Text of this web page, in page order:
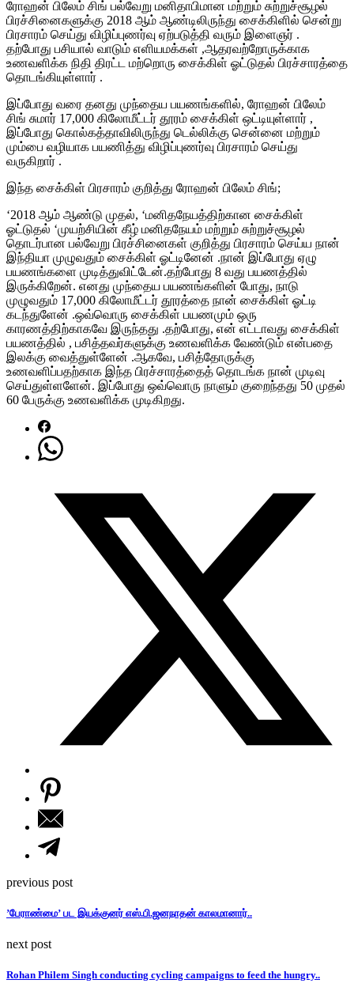
ரோஹன் பிலேம் சிங் பல்வேறு மனிதாபிமான மற்றும் சுற்றுச்சூழல்
பிரச்சினைகளுக்கு 2018 ஆம் ஆண்டிலிருந்து சைக்கிளில் சென்று
பிரசாரம் செய்து விழிப்புணர்வு ஏற்படுத்தி வரும் இளைஞர் .
தற்போது பசியால் வாடும் எளியமக்கள் ,ஆதரவற்றோருக்காக
உணவளிக்க நிதி திரட்ட மற்றொரு சைக்கிள் ஓட்டுதல் பிரச்சாரத்தை
தொடங்கியுள்ளார் .
இப்போது வரை தனது முந்தைய பயணங்களில், ரோஹன் பிலேம்
சிங் சுமார் 17,000 கிலோமீட்டர் தூரம் சைக்கிள் ஒட்டியுள்ளார் ,
இப்போது கொல்கத்தாவிலிருந்து டெல்லிக்கு சென்னை மற்றும்
மும்பை வழியாக பயணித்து விழிப்புணர்வு பிரசாரம் செய்து
வருகிறார் .
இந்த சைக்கிள் பிரசாரம் குறித்து ரோஹன் பிலேம் சிங்;
‘2018 ஆம் ஆண்டு முதல், ‘மனிதநேயத்திற்கான சைக்கிள்
ஓட்டுதல் ‘முயற்சியின் கீழ் மனிதநேயம் மற்றும் சுற்றுச்சூழல்
தொடர்பான பல்வேறு பிரச்சினைகள் குறித்து பிரசாரம் செய்ய நான்
இந்தியா முழுவதும் சைக்கிள் ஓட்டினேன் .நான் இப்போது ஏழு
பயணங்களை முடித்துவிட்டேன்.தற்போது 8 வது பயணத்தில்
இருக்கிறேன். எனது முந்தைய பயணங்களின் போது, ​​நாடு
முழுவதும் 17,000 கிலோமீட்டர் தூரத்தை நான் சைக்கிள் ஓட்டி
கடந்துளேன் .ஒவ்வொரு சைக்கிள் பயணமும் ஒரு
காரணத்திற்காகவே இருந்தது .தற்போது, ​​என் எட்டாவது சைக்கிள்
பயணத்தில் , ​​பசித்தவர்களுக்கு உணவளிக்க வேண்டும் என்பதை
இலக்கு வைத்துள்ளேன் .ஆகவே, பசித்தோருக்கு
உணவளிப்பதற்காக இந்த பிரச்சாரத்தைத் தொடங்க நான் முடிவு
செய்துள்ளளேன். இப்போது ஒவ்வொரு நாளும் குறைந்தது 50 முதல்
60 பேருக்கு உணவளிக்க முடிகிறது.
previous post
’பேராண்மை’ பட இயக்குனர் எஸ்.பி.ஜனநாதன் காலமானார்..
next post
Rohan Philem Singh conducting cycling campaigns to feed the hungry..